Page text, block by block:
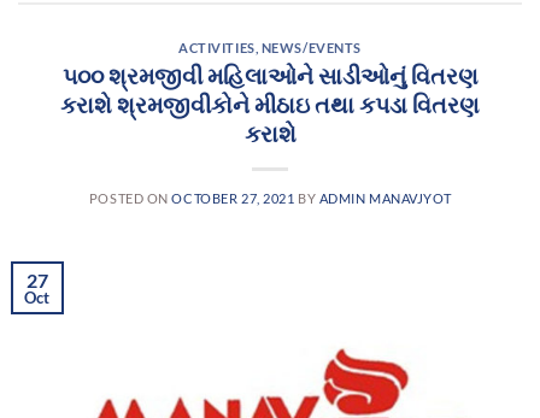
ACTIVITIES NEWS/EVENTS
૫૦૦ શ્રમજીવી મહિલાઓને સાડીઓનું વિતરણ
કરાશે શ્રમજીવીકોને મીઠાઇ તથા કપડા વિતરણ
કરાશે
POSTED ONOCTOBER 27, 2021 BY ADMIN MANAVJYOT
27
Oct